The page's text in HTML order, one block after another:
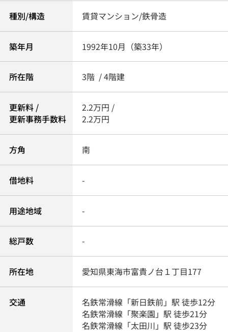
種別/構造 賃貸マンション/鉄骨造
築年月 1992年10月（築33年）
所在階 3階 / 4階建
更新料 /
更新事務手数料
2.2万円 /
2.2万円
方角 南
借地料 -
用途地域 -
総戸数 -
所在地 愛知県東海市富貴ノ台 １丁目177
交通 名鉄常滑線 「新日鉄前」駅 徒歩12分
名鉄常滑線 「聚楽園 」駅 徒歩21分
名鉄常滑線 「太田川 」駅 徒歩23分